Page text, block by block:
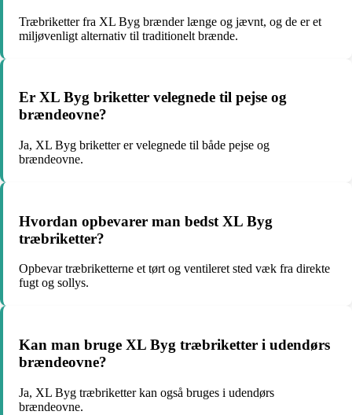
Træbriketter fra XL Byg brænder længe og jævnt, og de er et
miljøvenligt alternativ til traditionelt brænde.
Er XL Byg briketter velegnede til pejse og
brændeovne?
Ja, XL Byg briketter er velegnede til både pejse og
brændeovne.
Hvordan opbevarer man bedst XL Byg
træbriketter?
Opbevar træbriketterne et tørt og ventileret sted væk fra direkte
fugt og sollys.
Kan man bruge XL Byg træbriketter i udendørs
brændeovne?
Ja, XL Byg træbriketter kan også bruges i udendørs
brændeovne.